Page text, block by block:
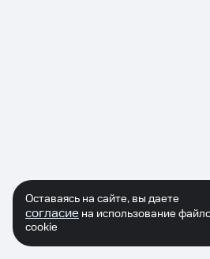
Оставаясь на сайте, вы даете
согласие на использование
cookie